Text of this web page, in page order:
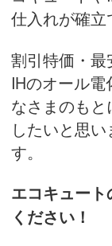
仕入れが確立
割引特価・最
IHのオール
なさまのも
したいと思
す。
エコキュー
ください！